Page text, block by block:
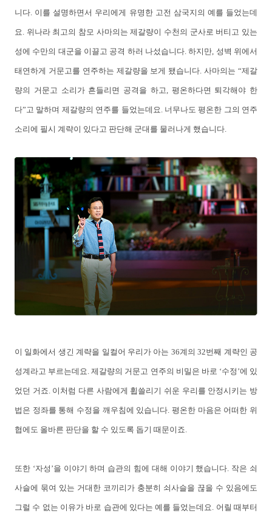
니다. 이를 설명하면서 우리에게 유명한 고전 삼국지의 예를 들었는데
요. 위나라 최고의 참모 사마의는 제갈량이 수천의 군사로 버티고 있는
성에 수만의 대군을 이끌고 공격 하러 나섰습니다. 하지만, 성벽 위에서
태연하게 거문고를 연주하는 제갈량을 보게 됐습니다. 사마의는 “제갈
량의 거문고 소리가 흔들리면 공격을 하고, 평온하다면 퇴각해야 한
다”고 말하며 제갈량의 연주를 들었는데요. 너무나도 평온한 그의 연주
소리에 필시 계략이 있다고 판단해 군대를 물러나게 했습니다.
이 일화에서 생긴 계략을 일컬어 우리가 아는 36계의 32번째 계략인 공
성계라고 부르는데요. 제갈량의 거문고 연주의 비밀은 바로 ‘수정’에 있
었던 거죠. 이처럼 다른 사람에게 휩쓸리기 쉬운 우리를 안정시키는 방
법은 정좌를 통해 수정을 깨우침에 있습니다. 평온한 마음은 어떠한 위
협에도 올바른 판단을 할 수 있도록 돕기 때문이죠.
또한 ‘자성’을 이야기 하며 습관의 힘에 대해 이야기 했습니다. 작은 쇠
사슬에 묶여 있는 거대한 코끼리가 충분히 쇠사슬을 끊을 수 있음에도
그럴 수 없는 이유가 바로 습관에 있다는 예를 들었는데요. 어릴 때부터